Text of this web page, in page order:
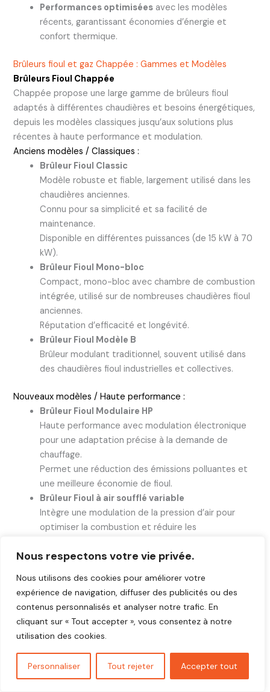
Nous respectons votre vie privée.
Nous utilisons des cookies pour améliorer votre
expérience de navigation, diffuser des publicités ou des
contenus personnalisés et analyser notre trafic. En
cliquant sur « Tout accepter », vous consentez à notre
utilisation des cookies.
Personnaliser Tout rejeter Accepter tout
Performances optimiséesavec les modèles
récents, garantissant économies d’énergie et
confort thermique.
Brûleurs fioul et gaz Chappée : Gammes et Modèles
Brûleurs Fioul Chappée
Chappée propose une large gamme de brûleurs fioul
adaptés à différentes chaudières et besoins énergétiques,
depuis les modèles classiques jusqu’aux solutions plus
récentes à haute performance et modulation.
Anciens modèles / Classiques :
Brûleur Fioul Classic
Modèle robuste et fiable, largement utilisé dans les
chaudières anciennes.
Connu pour sa simplicité et sa facilité de
maintenance.
Disponible en différentes puissances (de 15 kW à 70
kW).
Brûleur Fioul Mono-bloc
Compact, mono-bloc avec chambre de combustion
intégrée, utilisé sur de nombreuses chaudières fioul
anciennes.
Réputation d’efficacité et longévité.
Brûleur Fioul Modèle B
Brûleur modulant traditionnel, souvent utilisé dans
des chaudières fioul industrielles et collectives.
Nouveaux modèles / Haute performance :
Brûleur Fioul Modulaire HP
Haute performance avec modulation électronique
pour une adaptation précise à la demande de
chauffage.
Permet une réduction des émissions polluantes et
une meilleure économie de fioul.
Brûleur Fioul à air soufflé variable
Intègre une modulation de la pression d’air pour
optimiser la combustion et réduire les
Compatible avec des chaudières à haut rendement.
Modèle récent permettant l’utilisation de fioul ou de
gaz, offrant une flexibilité énergétique selon
disponibilité et coût des combustibles.
Brûleurs Gaz Chappée
La gamme brûleurs gaz Chappée allie fiabilité et innovation,
depuis les modèles standards jusqu’aux brûleurs modulants